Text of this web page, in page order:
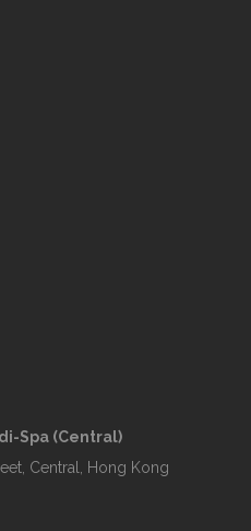
Spa (Central)
Central, Hong Kong